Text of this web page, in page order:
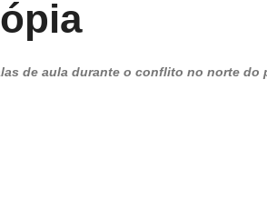
de aula durante o conflito no norte do